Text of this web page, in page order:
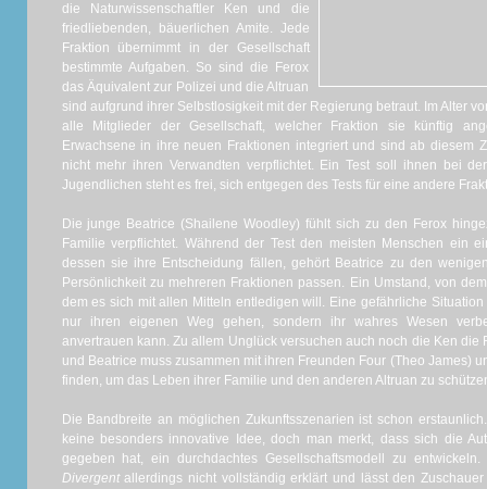
die Naturwissenschaftler Ken und die
friedliebenden, bäuerlichen Amite. Jede
Fraktion übernimmt in der Gesellschaft
bestimmte Aufgaben. So sind die Ferox
das Äquivalent zur Polizei und die Altruan
sind aufgrund ihrer Selbstlosigkeit mit der Regierung betraut. Im Alter
alle Mitglieder der Gesellschaft, welcher Fraktion sie künftig
Erwachsene in ihre neuen Fraktionen integriert und sind ab diesem
nicht mehr ihren Verwandten verpflichtet. Ein Test soll ihnen bei
Jugendlichen steht es frei, sich entgegen des Tests für eine andere
Die junge Beatrice (Shailene Woodley) fühlt sich zu den Ferox
Familie verpflichtet. Während der Test den meisten Menschen ein
dessen sie ihre Entscheidung fällen, gehört Beatrice zu den
Persönlichkeit zu mehreren Fraktionen passen. Ein Umstand, von
dem es sich mit allen Mitteln entledigen will. Eine gefährliche
nur ihren eigenen Weg gehen, sondern ihr wahres Wesen
anvertrauen kann. Zu allem Unglück versuchen auch noch die Ken
und Beatrice muss zusammen mit ihren Freunden Four (Theo James)
finden, um das Leben ihrer Familie und den anderen Altruan zu
Die Bandbreite an möglichen Zukunftsszenarien ist schon
keine besonders innovative Idee, doch man merkt, dass sich die
gegeben hat, ein durchdachtes Gesellschaftsmodell zu
Divergentallerdings nicht vollständig erklärt und lässt den